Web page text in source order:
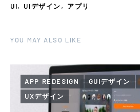
UI, UIデザイン, アプリ
YOU MAY ALSO LIKE
APP REDESIGN GUIデザイン
UXデザイン